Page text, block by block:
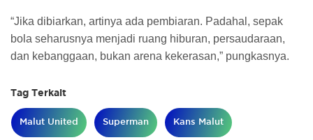
“Jika dibiarkan, artinya ada pembiaran. Padahal, sepak
bola seharusnya menjadi ruang hiburan, persaudaraan,
dan kebanggaan, bukan arena kekerasan,” pungkasnya.
Tag Terkait
Malut United Superman Kans Malut